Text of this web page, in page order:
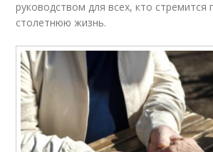
руководством для всех, кто стремится
столетнюю жизнь.